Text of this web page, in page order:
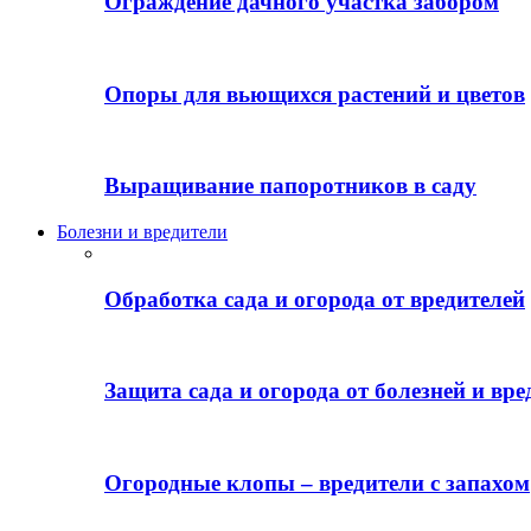
Опоры для вьющихся растений и цветов
Выращивание папоротников в саду
Болезни и вредители
Обработка сада и огорода от вредителей
Защита сада и огорода от болезней и
Огородные клопы – вредители с запахом